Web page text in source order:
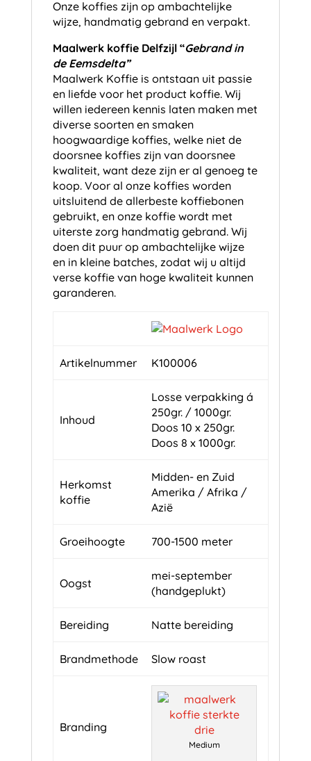
Onze koffies zijn op ambachtelijke
wijze, handmatig gebrand en verpakt.
Maalwerk koffie Delfzijl “Gebrand in
de Eemsdelta”
Maalwerk Koffie is ontstaan uit passie
en liefde voor het product koffie. Wij
willen iedereen kennis laten maken met
diverse soorten en smaken
hoogwaardige koffies, welke niet de
doorsnee koffies zijn van doorsnee
kwaliteit, want deze zijn er al genoeg te
koop. Voor al onze koffies worden
uitsluitend de allerbeste koffiebonen
gebruikt, en onze koffie wordt met
uiterste zorg handmatig gebrand. Wij
doen dit puur op ambachtelijke wijze
en in kleine batches, zodat wij u altijd
verse koffie van hoge kwaliteit kunnen
garanderen.
Artikelnummer K100006
Inhoud
Losse verpakking á
250gr. / 1000gr.
Doos 10 x 250gr.
Doos 8 x 1000gr.
Herkomst
koffie
Midden- en Zuid
Amerika / Afrika /
Azië
Groeihoogte 700-1500 meter
Oogst
mei-september
(handgeplukt)
Bereiding Natte bereiding
Brandmethode Slow roast
Branding
Medium